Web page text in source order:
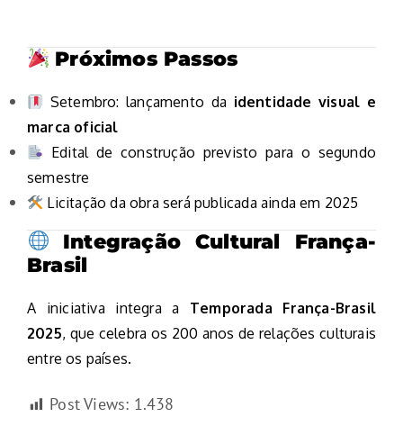
Próximos Passos
Setembro: lançamento da identidade visual e
marca oficial
Edital de construção previsto para o segundo
semestre
Licitação da obra será publicada ainda em 2025
Integração Cultural França-
Brasil
A iniciativa integra a Temporada França-Brasil
2025, que celebra os 200 anos de relações culturais
entre os países.
Post Views: 1.438